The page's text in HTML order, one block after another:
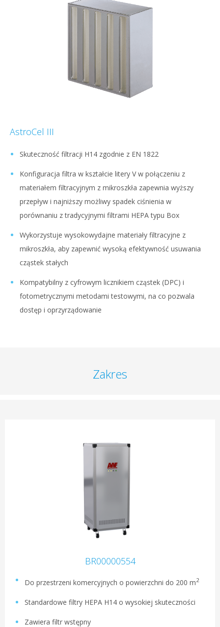
AstroCel III
Skuteczność filtracji H14 zgodnie z EN 1822
Konfiguracja filtra w kształcie litery V w połączeniu z
materiałem filtracyjnym z mikroszkła zapewnia wyższy
przepływ i najniższy możliwy spadek ciśnienia w
porównaniu z tradycyjnymi filtrami HEPA typu Box
Wykorzystuje wysokowydajne materiały filtracyjne z
mikroszkła, aby zapewnić wysoką efektywność usuwania
cząstek stałych
Kompatybilny z cyfrowym licznikiem cząstek (DPC) i
fotometrycznymi metodami testowymi, na co pozwala
dostęp i oprzyrządowanie
Zakres
BR00000554
Do przestrzeni komercyjnych o powierzchni do 200 m2
Standardowe filtry HEPA H14 o wysokiej skuteczności
Zawiera filtr wstępny